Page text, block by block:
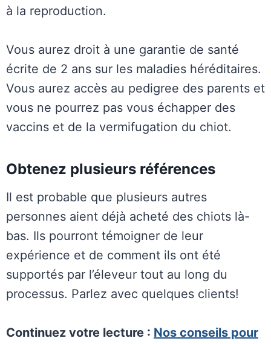
à la reproduction.
Vous aurez droit à une garantie de santé
écrite de 2 ans sur les maladies héréditaires.
Vous aurez accès au pedigree des parents et
vous ne pourrez pas vous échapper des
vaccins et de la vermifugation du chiot.
Obtenez plusieurs références
Il est probable que plusieurs autres
personnes aient déjà acheté des chiots là-
bas. Ils pourront témoigner de leur
expérience et de comment ils ont été
supportés par l’éleveur tout au long du
processus. Parlez avec quelques clients!
Continuez votre lecture : Nos conseils pour